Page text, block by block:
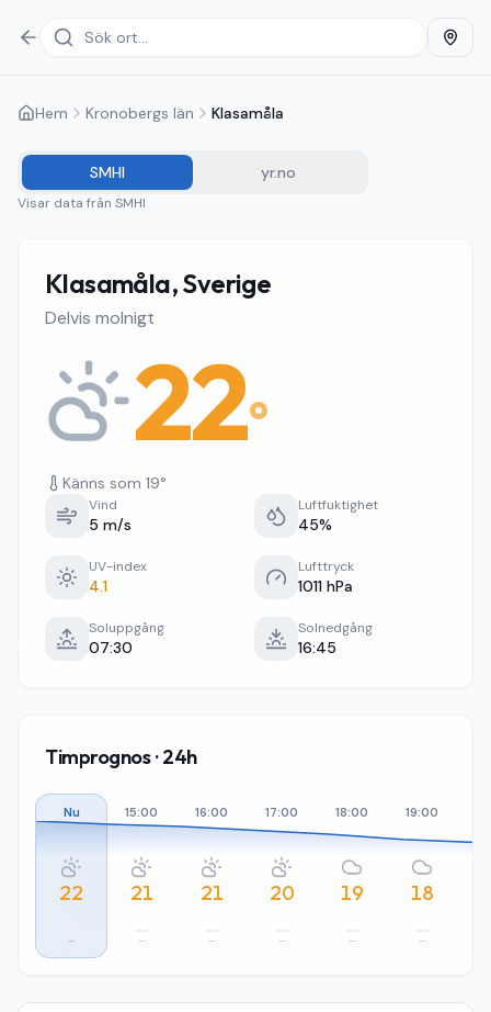
Hem Kronobergs län Klasamåla
SMHI yr.no
Visar data från SMHI
Klasamåla, Sverige
Delvis molnigt
22°
Känns som 19°
Vind
5 m/s
Luftfuktighet
45%
UV-index
4.1
Lufttryck
1011 hPa
Soluppgång
07:30
Solnedgång
16:45
Timprognos · 24h
Nu
22
–
15:00
21
–
16:00
21
–
17:00
20
–
18:00
19
–
19:00
18
–